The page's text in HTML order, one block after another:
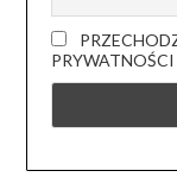
PRYWATNOŚCI